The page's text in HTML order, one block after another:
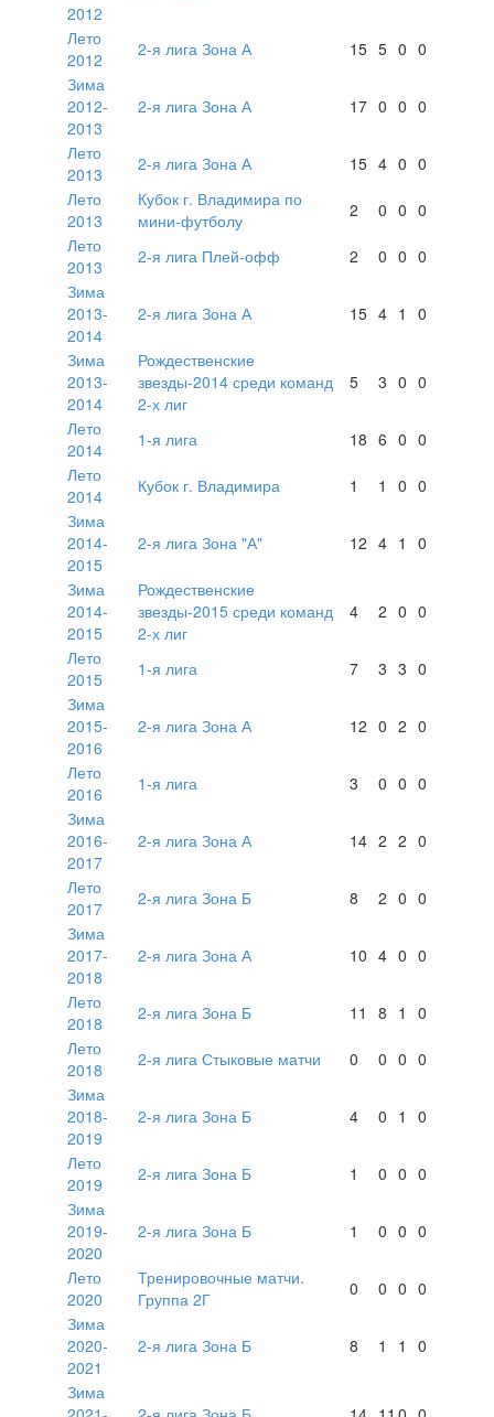
2012
Лето
2012
2-я лига Зона А 15 5 0 0
Зима
2012-
2013
2-я лига Зона А 17 0 0 0
Лето
2013
2-я лига Зона А 15 4 0 0
Лето
2013
Кубок г. Владимира по
мини-футболу
2 0 0 0
Лето
2013
2-я лига Плей-офф 2 0 0 0
Зима
2013-
2014
2-я лига Зона А 15 4 1 0
Зима
2013-
2014
Рождественские
звезды-2014 среди команд
2-х лиг
5 3 0 0
Лето
2014
1-я лига 18 6 0 0
Лето
2014
Кубок г. Владимира 1 1 0 0
Зима
2014-
2015
2-я лига Зона "А" 12 4 1 0
Зима
2014-
2015
Рождественские
звезды-2015 среди команд
2-х лиг
4 2 0 0
Лето
2015
1-я лига 7 3 3 0
Зима
2015-
2016
2-я лига Зона А 12 0 2 0
Лето
2016
1-я лига 3 0 0 0
Зима
2016-
2017
2-я лига Зона А 14 2 2 0
Лето
2017
2-я лига Зона Б 8 2 0 0
Зима
2017-
2018
2-я лига Зона А 10 4 0 0
Лето
2018
2-я лига Зона Б 11 8 1
0
Лето
2018
2-я лига Стыковые матчи 0 0 0 0
Зима
2018-
2019
2-я лига Зона Б 4 0 1 0
Лето
2019
2-я лига Зона Б 1 0 0 0
Зима
2019-
2020
2-я лига Зона Б 1 0 0 0
Лето
2020
Тренировочные матчи.
Группа 2Г
0 0 0 0
Зима
2020-
2021
2-я лига Зона Б 8 1 1 0
Зима